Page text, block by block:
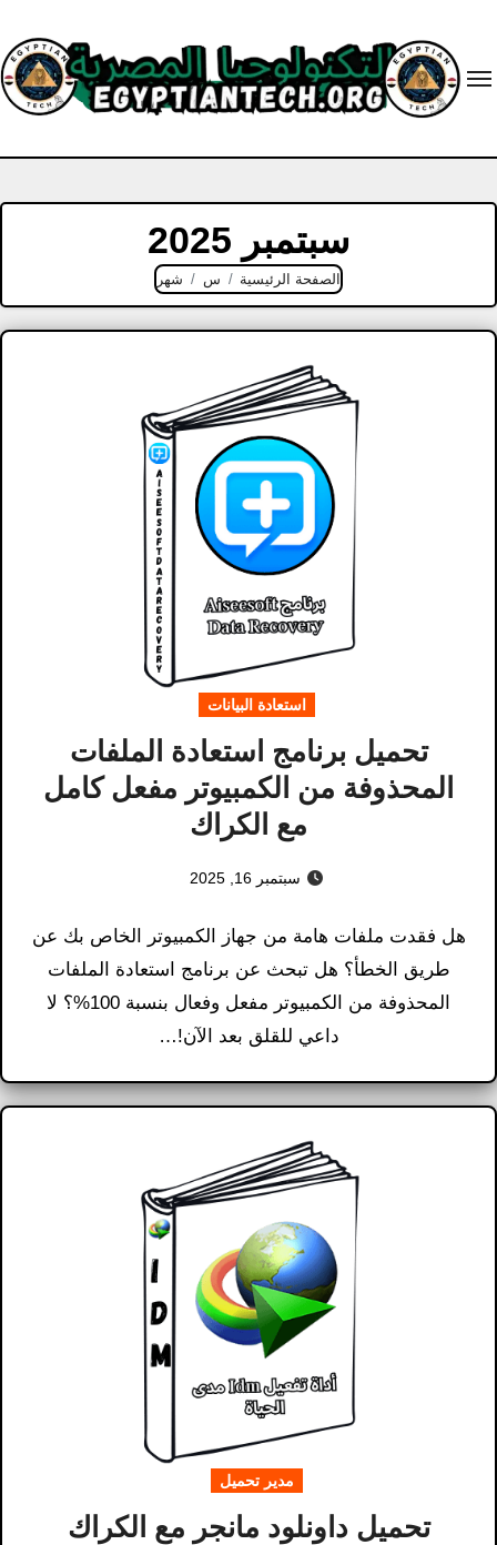
content
سبتمبر 2025
الصفحة الرئيسية س شهر
استعادة البيانات
تحميل برنامج استعادة الملفات
المحذوفة من الكمبيوتر مفعل كامل
مع الكراك
سبتمبر 16, 2025
هل فقدت ملفات هامة من جهاز الكمبيوتر الخاص بك عن
طريق الخطأ؟ هل تبحث عن برنامج استعادة الملفات
المحذوفة من الكمبيوتر مفعل وفعال بنسبة 100%؟ لا
داعي للقلق بعد الآن!…
مدير تحميل
تحميل داونلود مانجر مع الكراك